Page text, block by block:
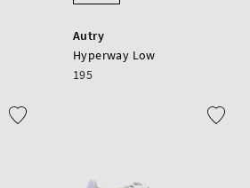
Autry
Hyperway Low
195